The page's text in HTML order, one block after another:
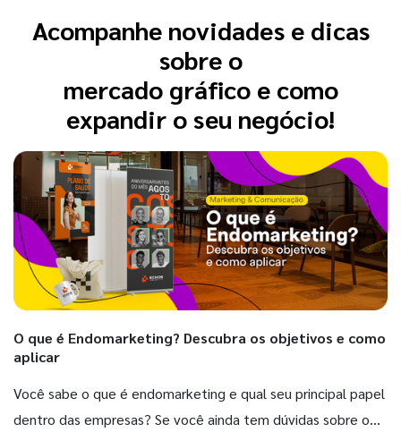
Acompanhe novidades e dicas
sobre o
mercado gráfico e como
expandir o seu negócio!
O que é Endomarketing? Descubra os objetivos e como
aplicar
Você sabe o que é endomarketing e qual seu principal papel
dentro das empresas? Se você ainda tem dúvidas sobre o